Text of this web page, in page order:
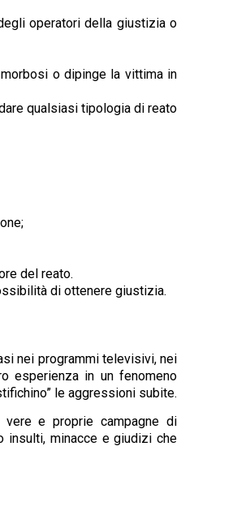
operatori della giustizia o
o dipinge la vittima in
qualsiasi tipologia di reato
del reato.
di ottenere giustizia.
nei programmi televisivi, nei
esperienza in un fenomeno
le aggressioni subite.
e proprie campagne di
insulti, minacce e giudizi che